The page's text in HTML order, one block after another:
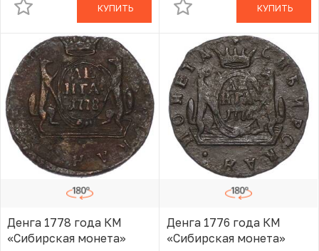
КУПИТЬ КУПИТЬ
Денга 1778 года КМ
«Сибирская монета»
Денга 1776 года КМ
«Сибирская монета»